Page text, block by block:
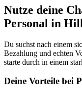
Nutze deine
Personal in
Du suchst nach einem
Bezahlung und echten
starte durch in einem
Deine Vorteile bei